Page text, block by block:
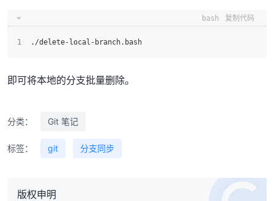
bash 复制代码
./delete-local-branch.bash
即可将本地的分支批量删除。
分类： Git 笔记
标签： git 分支同步
版权申明